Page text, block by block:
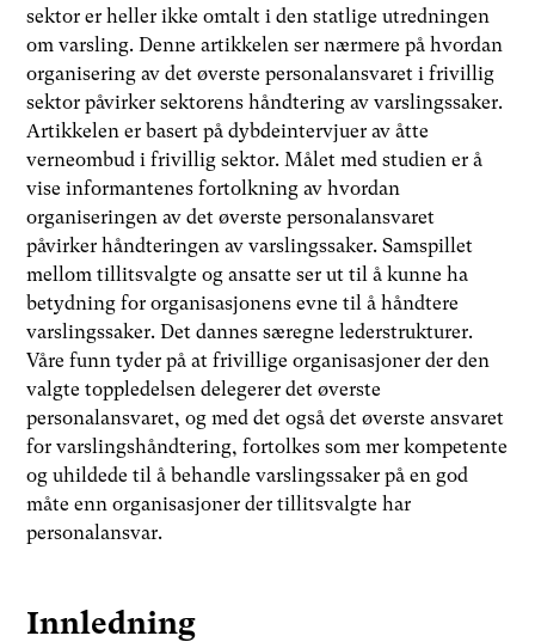
sektor er heller ikke omtalt i den statlige utredningen
om varsling. Denne artikkelen ser nærmere på hvordan
organisering av det øverste personalansvaret i frivillig
sektor påvirker sektorens håndtering av varslingssaker.
Artikkelen er basert på dybdeintervjuer av åtte
verneombud i frivillig sektor. Målet med studien er å
vise informantenes fortolkning av hvordan
organiseringen av det øverste personalansvaret
påvirker håndteringen av varslingssaker. Samspillet
mellom tillitsvalgte og ansatte ser ut til å kunne ha
betydning for organisasjonens evne til å håndtere
varslingssaker. Det dannes særegne lederstrukturer.
Våre funn tyder på at frivillige organisasjoner der den
valgte toppledelsen delegerer det øverste
personalansvaret, og med det også det øverste ansvaret
for varslingshåndtering, fortolkes som mer kompetente
og uhildede til å behandle varslingssaker på en god
måte enn organisasjoner der tillitsvalgte har
personalansvar.
Innledning